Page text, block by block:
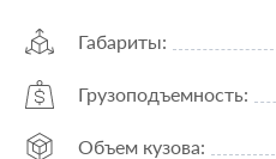
Габариты:
Грузоподъемность:
Объем кузова: